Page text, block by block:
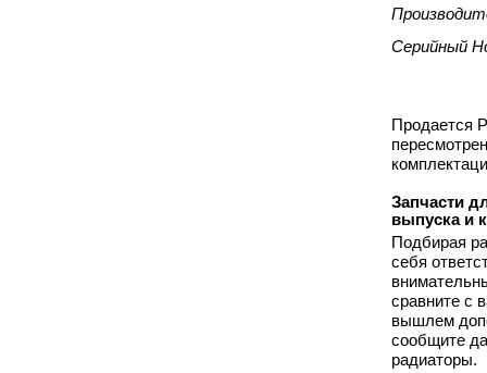
Серийный
Продается
Запчасти
выпуска и
Подбирая
себя
сравните с
вышлем
сообщите
радиаторы.